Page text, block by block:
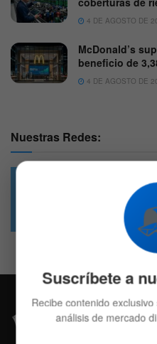
4 DE AGOSTO DE
McDonald’s
beneficio de
4 DE AGOSTO DE
Nuestras Redes:
Suscríbete a
Recibe contenido
análisis de mercado